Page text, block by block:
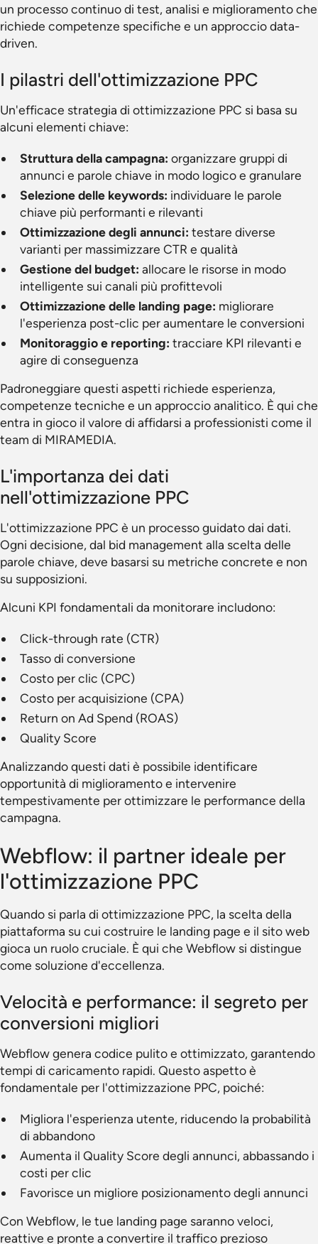
un processo continuo di test, analisi e miglioramento che
richiede competenze specifiche e un approccio data-
driven.
I pilastri dell'ottimizzazione PPC
Un'efficace strategia di ottimizzazione PPC si basa su
alcuni elementi chiave:
Struttura della campagna: organizzare gruppi di
annunci e parole chiave in modo logico e granulare
Selezione delle keywords: individuare le parole
chiave più performanti e rilevanti
Ottimizzazione degli annunci: testare diverse
varianti per massimizzare CTR e qualità
Gestione del budget: allocare le risorse in modo
intelligente sui canali più profittevoli
Ottimizzazione delle landing page: migliorare
l'esperienza post-clic per aumentare le conversioni
Monitoraggio e reporting: tracciare KPI rilevanti e
agire di conseguenza
Padroneggiare questi aspetti richiede esperienza,
competenze tecniche e un approccio analitico. È qui che
entra in gioco il valore di affidarsi a professionisti come il
team di MIRAMEDIA.
L'importanza dei dati
nell'ottimizzazione PPC
L'ottimizzazione PPC è un processo guidato dai dati.
Ogni decisione, dal bid management alla scelta delle
parole chiave, deve basarsi su metriche concrete e non
su supposizioni.
Alcuni KPI fondamentali da monitorare includono:
Click-through rate (CTR)
Tasso di conversione
Costo per clic (CPC)
Costo per acquisizione (CPA)
Return on Ad Spend (ROAS)
Quality Score
Analizzando questi dati è possibile identificare
opportunità di miglioramento e intervenire
tempestivamente per ottimizzare le performance della
campagna.
Webflow: il partner ideale per
l'ottimizzazione PPC
Quando si parla di ottimizzazione PPC, la scelta della
piattaforma su cui costruire le landing page e il sito web
gioca un ruolo cruciale. È qui che Webflow si distingue
come soluzione d'eccellenza.
Velocità e performance: il segreto per
conversioni migliori
Webflow genera codice pulito e ottimizzato, garantendo
tempi di caricamento rapidi. Questo aspetto è
fondamentale per l'ottimizzazione PPC, poiché:
Migliora l'esperienza utente, riducendo la probabilità
di abbandono
Aumenta il Quality Score degli annunci, abbassando i
costi per clic
Favorisce un migliore posizionamento degli annunci
Con Webflow, le tue landing page saranno veloci,
reattive e pronte a convertire il traffico prezioso